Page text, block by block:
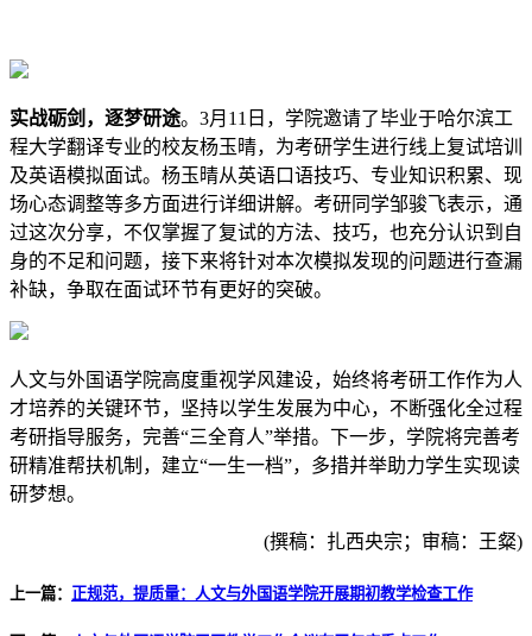
实战砺剑，逐梦研途。3月11日，学院邀请了毕业于哈尔滨工
程大学翻译专业的校友杨玉晴，为考研学生进行线上复试培训
及英语模拟面试。杨玉晴从英语口语技巧、专业知识积累、现
场心态调整等多方面进行详细讲解。考研同学邹骏飞表示，通
过这次分享，不仅掌握了复试的方法、技巧，也充分认识到自
身的不足和问题，接下来将针对本次模拟发现的问题进行查漏
补缺，争取在面试环节有更好的突破。
人文与外国语学院高度重视学风建设，始终将考研工作作为人
才培养的关键环节，坚持以学生发展为中心，不断强化全过程
考研指导服务，完善“三全育人”举措。下一步，学院将完善考
研精准帮扶机制，建立“一生一档”，多措并举助力学生实现读
研梦想。
(撰稿：扎西央宗；审稿：王粲)
上一篇： 正规范，提质量：人文与外国语学院开展期初教学检查工作